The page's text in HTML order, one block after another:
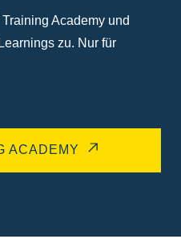
Training Academy und
zu. Nur für
ACADEMY